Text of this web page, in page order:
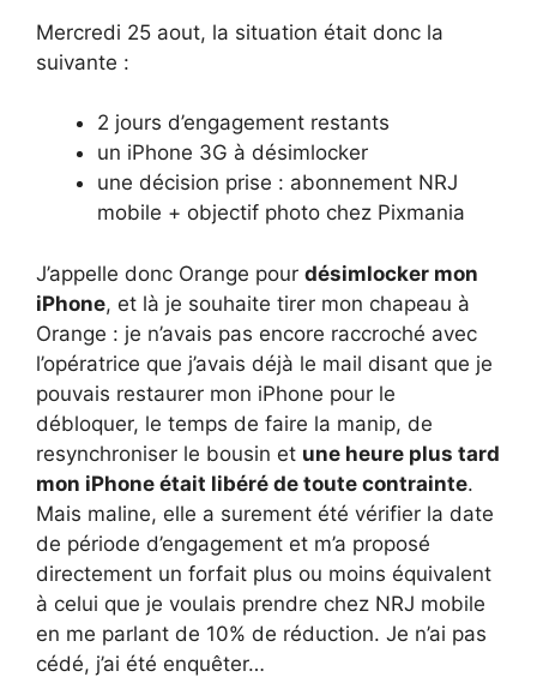
Mercredi 25 aout, la situation était donc la
suivante :
2 jours d’engagement restants
un iPhone 3G à désimlocker
une décision prise : abonnement NRJ
mobile + objectif photo chez Pixmania
J’appelle donc Orange pour désimlocker mon
iPhone, et là je souhaite tirer mon chapeau à
Orange : je n’avais pas encore raccroché avec
l’opératrice que j’avais déjà le mail disant que je
pouvais restaurer mon iPhone pour le
débloquer, le temps de faire la manip, de
resynchroniser le bousin et une heure plus tard
mon iPhone était libéré de toute contrainte.
Mais maline, elle a surement été vérifier la date
de période d’engagement et m’a proposé
directement un forfait plus ou moins équivalent
à celui que je voulais prendre chez NRJ mobile
en me parlant de 10% de réduction. Je n’ai pas
cédé, j’ai été enquêter…